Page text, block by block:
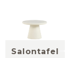
Salontafel